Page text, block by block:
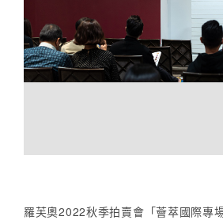
羅芙奧2022秋季拍賣會「薈萃國際專